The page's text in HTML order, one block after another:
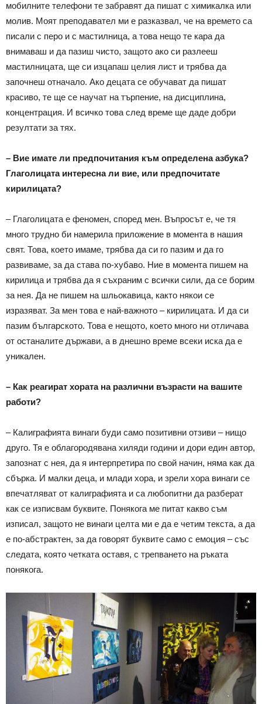
мобилните телефони те забравят да пишат с химикалка или
молив. Моят преподавател ми е разказвал, че на времето са
писали с перо и с мастилница, а това нещо те кара да
внимаваш и да пазиш чисто, защото ако си разлееш
мастилницата, ще си изцапаш целия лист и трябва да
започнеш отначало. Ако децата се обучават да пишат
красиво, те ще се научат на търпение, на дисциплина,
концентрация. И всичко това след време ще даде добри
резултати за тях.
– Вие имате ли предпочитания към определена азбука?
Глаголицата интересна ли вие, или предпочитате
кирилицата?
– Глаголицата е феномен, според мен. Въпросът е, че тя
много трудно би намерила приложение в момента в нашия
свят. Това, което имаме, трябва да си го пазим и да го
развиваме, за да става по-хубаво. Ние в момента пишем на
кирилица и трябва да я съхраним с всички сили, да се борим
за нея. Да не пишем на шльокавица, както някои се
изразяват. За мен това е най-важното – кирилицата. И да си
пазим българското. Това е нещото, което много ни отличава
от останалите държави, а в днешно време всеки иска да е
уникален.
– Как реагират хората на различни възрасти на вашите
работи?
– Калиграфията винаги буди само позитивни отзиви – нищо
друго. Тя е облагородявана хиляди години и дори един автор,
запознат с нея, да я интерпретира по свой начин, няма как да
сбърка. И малки деца, и млади хора, и зрели хора винаги се
впечатляват от калиграфията и са любопитни да разберат
как се изписвам буквите. Понякога ме питат какво съм
изписал, защото не винаги целта ми е да е четим текста, а да
е по-абстрактен, за да говорят буквите само с емоция – със
следата, която четката оставя, с трепването на ръката
понякога.